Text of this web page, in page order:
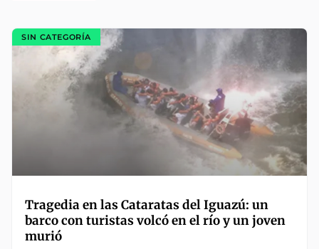
SIN CATEGORÍA
Tragedia en las Cataratas del Iguazú: un
barco con turistas volcó en el río y un joven
murió